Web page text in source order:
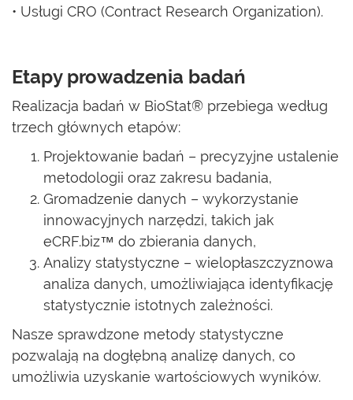
• Usługi CRO (Contract Research Organization).
Etapy prowadzenia badań
Realizacja badań w BioStat® przebiega według
trzech głównych etapów:
Projektowanie badań – precyzyjne ustalenie
metodologii oraz zakresu badania,
Gromadzenie danych – wykorzystanie
innowacyjnych narzędzi, takich jak
eCRF.biz™ do zbierania danych,
Analizy statystyczne – wielopłaszczyznowa
analiza danych, umożliwiająca identyfikację
statystycznie istotnych zależności.
Nasze sprawdzone metody statystyczne
pozwalają na dogłębną analizę danych, co
umożliwia uzyskanie wartościowych wyników.